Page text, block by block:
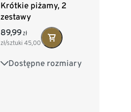
Krótkie piżamy, 2
zestawy
89,99zł
zł/sztuki45,00
Dostępne rozmiary
122/128 134/140